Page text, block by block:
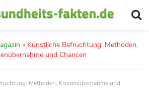
» Künstliche Befruchtung: Methoden,
und Chancen
Methoden, Kostenübernahme und